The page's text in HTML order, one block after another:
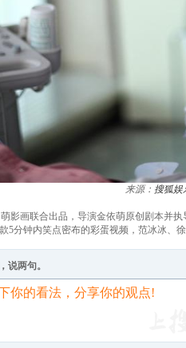
来源： 搜狐娱
影画联合出品，导演金依萌原创剧本并
5分钟内笑点密布的彩蛋视频，范冰冰
说两句。